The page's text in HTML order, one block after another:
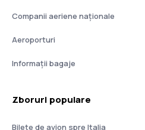
Companii aeriene naţionale
Aeroporturi
Informații bagaje
Zboruri populare
Bilete de avion spre Italia